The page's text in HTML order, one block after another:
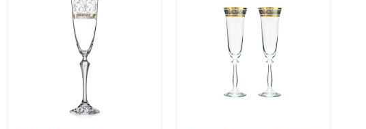
ИЗБРАННОЕ
ИЗБРАННОЕ